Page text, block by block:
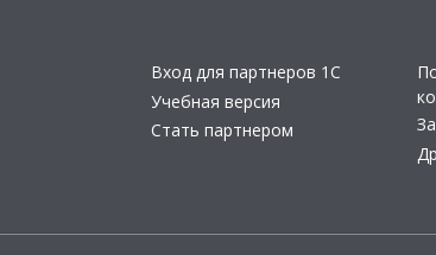
Вход для партнеров 1С
Учебная версия
Стать партнером